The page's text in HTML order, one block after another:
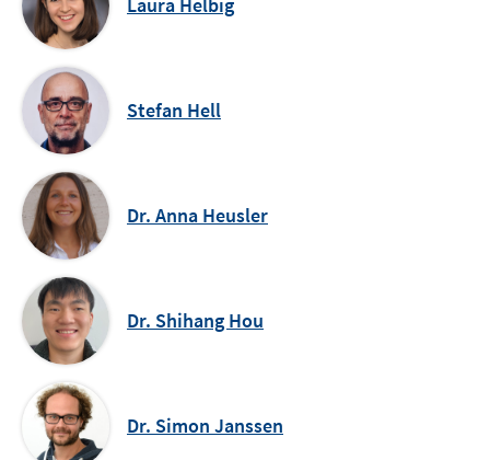
Stefan Hell
Dr. Anna Heusler
Dr. Shihang Hou
Dr. Simon Janssen